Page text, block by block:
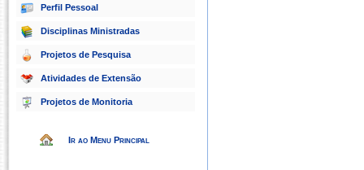
Perfil Pessoal
Disciplinas Ministradas
Projetos de Pesquisa
Atividades de Extensão
Projetos de Monitoria
Ir ao Menu Principal